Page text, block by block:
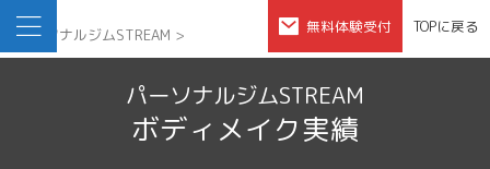
無料体験受付 TOPに戻る
パーソナルジムSTREAM >
パーソナルジムSTREAM
ボディメイク実績